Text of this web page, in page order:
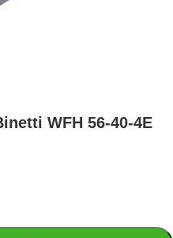
WFH 56-40-4E